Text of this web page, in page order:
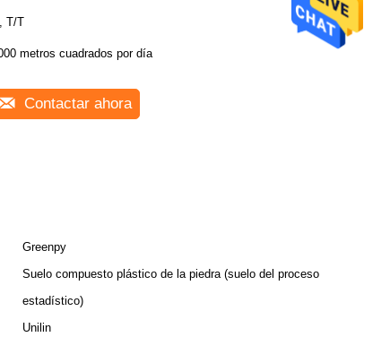
T/T
metros cuadrados por día
Contactar ahora
Greenpy
Suelo compuesto plástico de la piedra (suelo del proceso
estadístico)
Unilin